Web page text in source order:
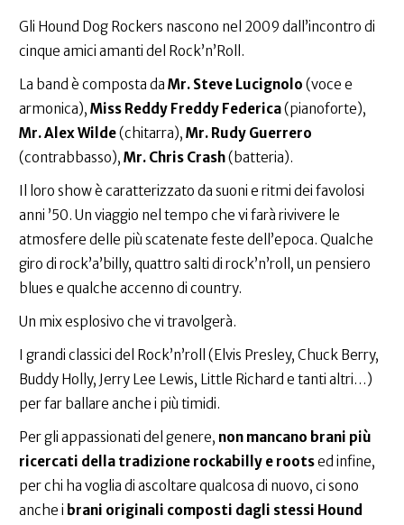
Gli Hound Dog Rockers nascono nel 2009 dall’incontro di
cinque amici amanti del Rock’n’Roll.
La band è composta da Mr. Steve Lucignolo (voce e
armonica), Miss Reddy Freddy Federica(pianoforte),
Mr. Alex Wilde(chitarra), Mr. Rudy Guerrero
(contrabbasso), Mr. Chris Crash(batteria).
Il loro show è caratterizzato da suoni e ritmi dei favolosi
anni ’50. Un viaggio nel tempo che vi farà rivivere le
atmosfere delle più scatenate feste dell’epoca. Qualche
giro di rock’a’billy, quattro salti di rock’n’roll, un pensiero
blues e qualche accenno di country.
Un mix esplosivo che vi travolgerà.
I grandi classici del Rock’n’roll (Elvis Presley, Chuck Berry,
Buddy Holly, Jerry Lee Lewis, Little Richard e tanti altri…)
per far ballare anche i più timidi.
Per gli appassionati del genere, non mancano brani più
ricercati della tradizione rockabilly e rootsed infine,
per chi ha voglia di ascoltare qualcosa di nuovo, ci sono
anche i brani originali composti dagli stessi Hound